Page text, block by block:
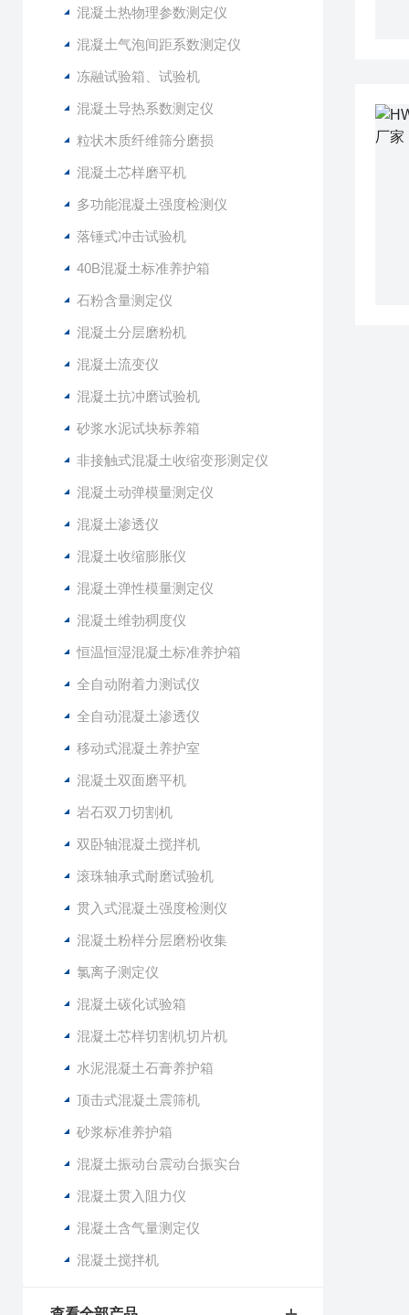
混凝土热物理参数测定仪
混凝土气泡间距系数测定仪
冻融试验箱、试验机
混凝土导热系数测定仪
粒状木质纤维筛分磨损
混凝土芯样磨平机
多功能混凝土强度检测仪
落锤式冲击试验机
40B混凝土标准养护箱
石粉含量测定仪
混凝土分层磨粉机
混凝土流变仪
混凝土抗冲磨试验机
砂浆水泥试块标养箱
非接触式混凝土收缩变形测定仪
混凝土动弹模量测定仪
混凝土渗透仪
混凝土收缩膨胀仪
混凝土弹性模量测定仪
混凝土维勃稠度仪
恒温恒湿混凝土标准养护箱
全自动附着力测试仪
全自动混凝土渗透仪
移动式混凝土养护室
混凝土双面磨平机
岩石双刀切割机
双卧轴混凝土搅拌机
滚珠轴承式耐磨试验机
贯入式混凝土强度检测仪
混凝土粉样分层磨粉收集
氯离子测定仪
混凝土碳化试验箱
混凝土芯样切割机切片机
水泥混凝土石膏养护箱
顶击式混凝土震筛机
砂浆标准养护箱
混凝土振动台震动台振实台
混凝土贯入阻力仪
混凝土含气量测定仪
混凝土搅拌机